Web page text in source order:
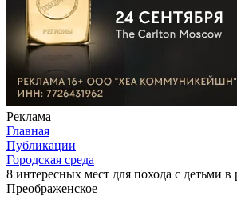
Реклама
Главная
Публикации
Городская среда
8 интересных мест для похода с детьми в
Преображенское